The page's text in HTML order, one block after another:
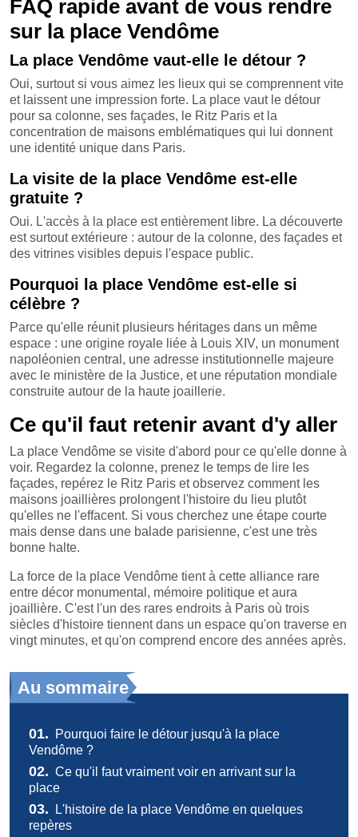
FAQ rapide avant de vous rendre
sur la place Vendôme
La place Vendôme vaut-elle le détour ?
Oui, surtout si vous aimez les lieux qui se comprennent vite
et laissent une impression forte. La place vaut le détour
pour sa colonne, ses façades, le Ritz Paris et la
concentration de maisons emblématiques qui lui donnent
une identité unique dans Paris.
La visite de la place Vendôme est-elle
gratuite ?
Oui. L'accès à la place est entièrement libre. La découverte
est surtout extérieure : autour de la colonne, des façades et
des vitrines visibles depuis l'espace public.
Pourquoi la place Vendôme est-elle si
célèbre ?
Parce qu'elle réunit plusieurs héritages dans un même
espace : une origine royale liée à Louis XIV, un monument
napoléonien central, une adresse institutionnelle majeure
avec le ministère de la Justice, et une réputation mondiale
construite autour de la haute joaillerie.
Ce qu'il faut retenir avant d'y aller
La place Vendôme se visite d'abord pour ce qu'elle donne à
voir. Regardez la colonne, prenez le temps de lire les
façades, repérez le Ritz Paris et observez comment les
maisons joaillières prolongent l'histoire du lieu plutôt
qu'elles ne l'effacent. Si vous cherchez une étape courte
mais dense dans une balade parisienne, c'est une très
bonne halte.
La force de la place Vendôme tient à cette alliance rare
entre décor monumental, mémoire politique et aura
joaillière. C'est l'un des rares endroits à Paris où trois
siècles d'histoire tiennent dans un espace qu'on traverse en
vingt minutes, et qu'on comprend encore des années après.
Au sommaire
01.
Pourquoi faire le détour jusqu'à la place
Vendôme ?
02. Ce qu'il faut vraiment voir en arrivant sur la
place
03.
L'histoire de la place Vendôme en quelques
repères